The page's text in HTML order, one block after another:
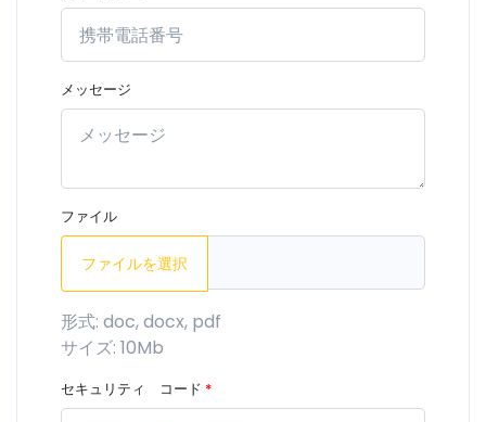
メッセージ
ファイル
ファイルを選択
形式: doc, docx, pdf
サイズ: 10Mb
セキュリティ コード *